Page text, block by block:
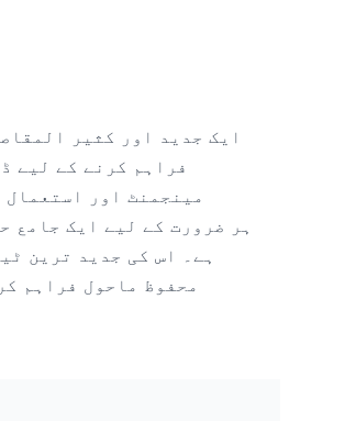
فراہم کرنے کے لیے
مینجمنٹ اور
ہے۔ اس کی جدید ترین
محفوظ ماحول فراہم